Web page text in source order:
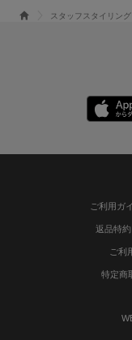
スタッフスタイリング
ご利用ガ
返品特約
ご利
特定商